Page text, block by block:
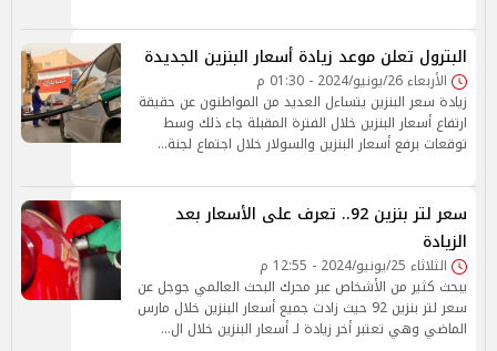
البترول تعلن موعد زيادة أسعار البنزين الجديدة
الأربعاء 26/يونيو/2024 - 01:30 م
زيادة سعر البنزين يتساءل العديد من المواطنون عن حقيقة
ارتفاع أسعار البنزين خلال الفترة المقبلة جاء ذلك وسط
توقعات برفع أسعار البنزين والسولار خلال اجتماع لجنة…
سعر لتر بنزين 92.. تعرف على الأسعار بعد
الزيادة
الثلاثاء 25/يونيو/2024 - 12:55 م
يبحث كثير من الأشخاص عبر محرك البحث العالمي جوجل عن
سعر لتر بنزين 92 حيث زادت جميع أسعار البنزين خلال مارس
الماضي وهي تعتبر أخر زيادة لـ أسعار البنزين خلال ال…